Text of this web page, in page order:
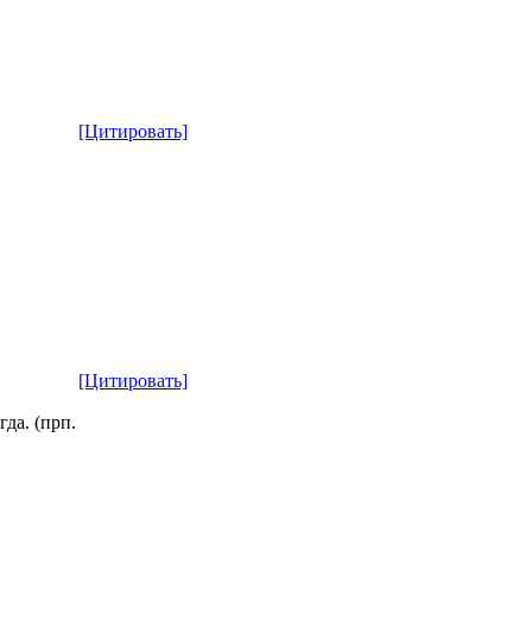
[Цитировать]
[Цитировать]
(прп.